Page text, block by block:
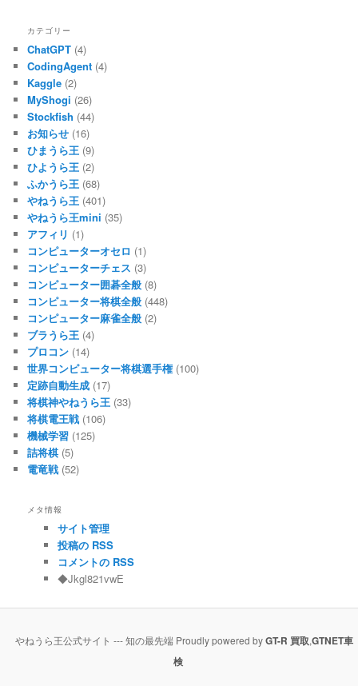
カテゴリー
ChatGPT (4)
CodingAgent (4)
Kaggle (2)
MyShogi (26)
Stockfish (44)
お知らせ (16)
ひまうら王 (9)
ひようら王 (2)
ふかうら王 (68)
やねうら王 (401)
やねうら王mini (35)
アフィリ (1)
コンピューターオセロ (1)
コンピューターチェス (3)
コンピューター囲碁全般 (8)
コンピューター将棋全般 (448)
コンピューター麻雀全般 (2)
ブラうら王 (4)
プロコン (14)
世界コンピューター将棋選手権(100)
定跡自動生成 (17)
将棋神やねうら王 (33)
将棋電王戦 (106)
機械学習 (125)
詰将棋 (5)
電竜戦 (52)
メタ情報
サイト管理
投稿の RSS
コメントの RSS
◆Jkgl821vwE
やねうら王公式サイト --- 知の最先端 Proudly powered byGT-R 買取,GTNET車
検